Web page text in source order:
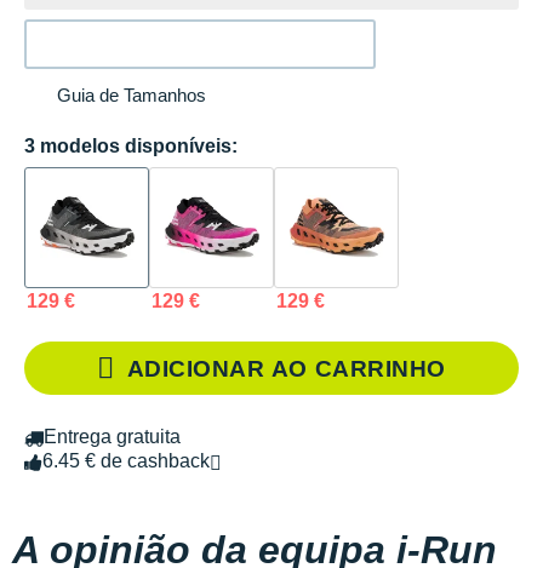
Guia de Tamanhos
3 modelos disponíveis:
129 € 129 € 129 €
ADICIONAR AO CARRINHO
Entrega gratuita
6.45 € de cashback
A opinião da equipa i-Run